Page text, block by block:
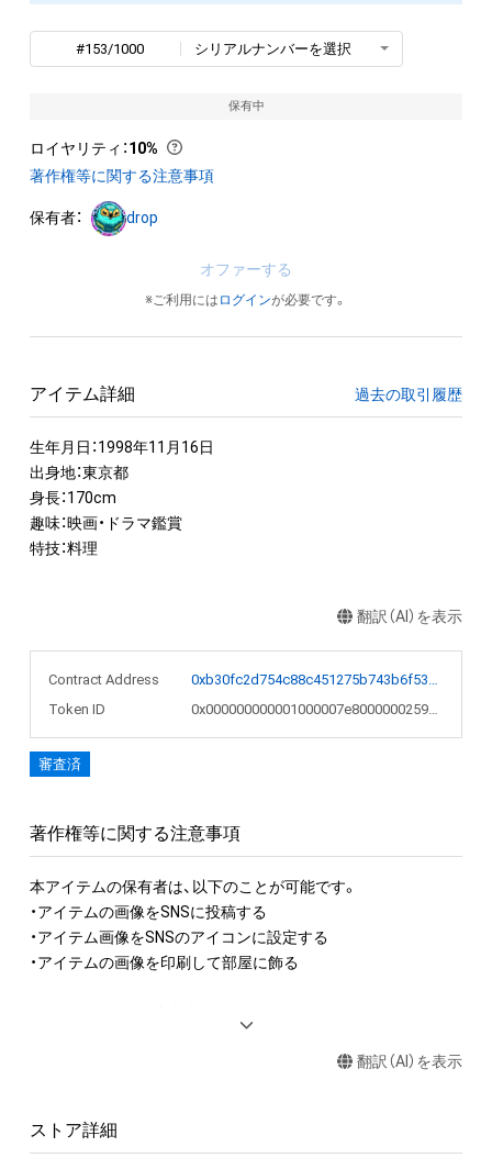
#153/1000 シリアルナンバーを選択
保有中
ロイヤリティ ：10%
著作権等に関する注意事項
保有者： drop
オファーする
※ご利用には ログインが必要です。
アイテム詳細 過去の取引履歴
生年月日：1998年11月16日
出身地：東京都
身長：170cm
趣味：映画・ドラマ鑑賞
特技：料理
翻訳（AI）を表示
Contract Address
0xb30fc2d754c88c451275b743b6f530f19f643683
Token ID
0x000000000001000007e8000000259a2b
審査済
著作権等に関する注意事項
本アイテムの保有者は、以下のことが可能です。
・アイテムの画像をSNSに投稿する
・アイテム画像をSNSのアイコンに設定する
・アイテムの画像を印刷して部屋に飾る
ロゴ等を含みますがこれらに限られません。)にかかる知的財産
出願する権利を含みます。)を意味します。)は、本アイテムの著
翻訳（AI）を表示
ストア詳細